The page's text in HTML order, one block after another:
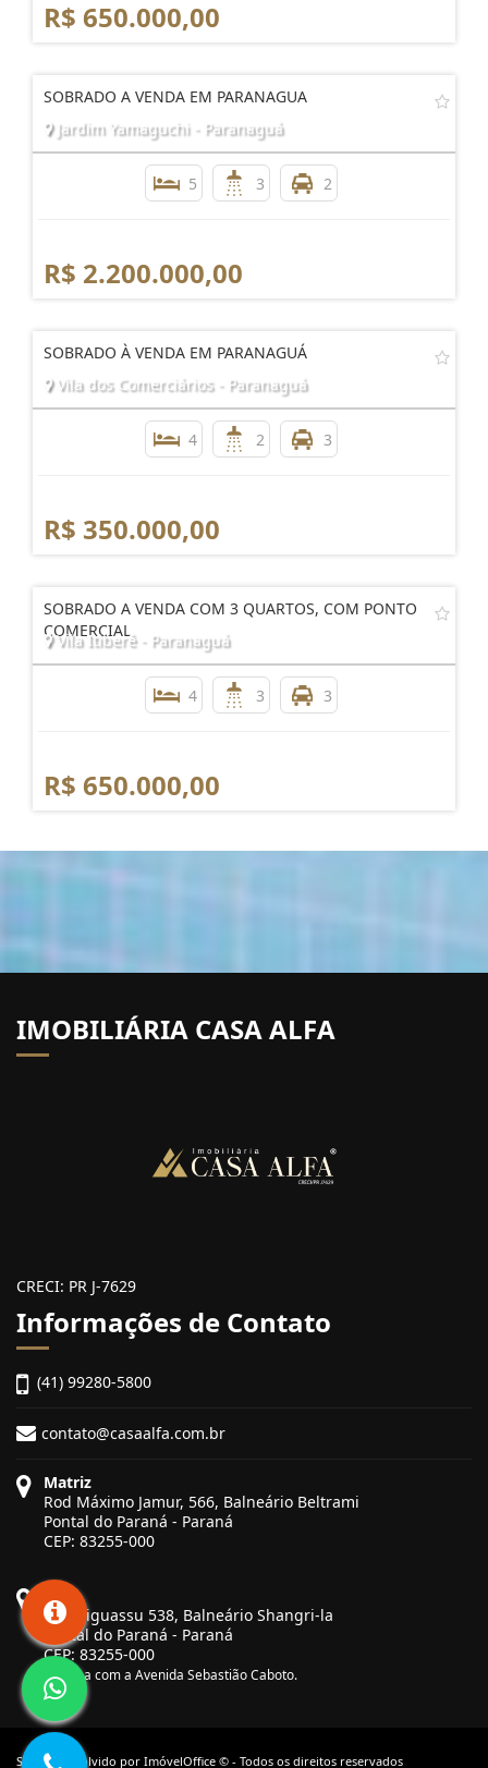
R$ 650.000,00
SOBRADO A VENDA EM PARANAGUA
Jardim Yamaguchi - Paranaguá
5 3 2
R$ 2.200.000,00
SOBRADO À VENDA EM PARANAGUÁ
Vila dos Comerciários - Paranaguá
4 2 3
R$ 350.000,00
SOBRADO A VENDA COM 3 QUARTOS, COM PONTO
COMERCIAL
Vila Itiberê - Paranaguá
4 3 3
R$ 650.000,00
IMOBILIÁRIA CASA ALFA
CRECI: PR J-7629
Informações de Contato
(41) 99280-5800
contato@casaalfa.com.br
Matriz
Rod Máximo Jamur, 566, Balneário Beltrami
Pontal do Paraná - Paraná
CEP: 83255-000
Filial
Rua Biguassu 538, Balneário Shangri-la
Pontal do Paraná - Paraná
CEP: 83255-000
Esquina com a Avenida Sebastião Caboto.
Site desenvolvido por ImóvelOffice © - Todos os direitos reservados